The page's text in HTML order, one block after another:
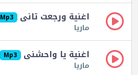
اغنية ورجعت تانى Mp3
ماريا
اغنية يا واحشنى Mp3
ماريا